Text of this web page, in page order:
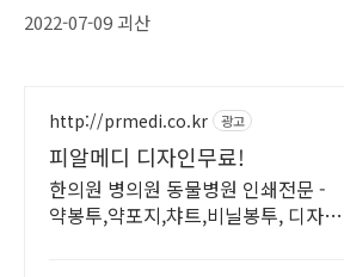
2022-07-09 괴산
http://prmedi.co.kr 광고
피알메디 디자인무료!
한의원 병의원 동물병원 인쇄전문 -
약봉투,약포지,챠트,비닐봉투, 디자인